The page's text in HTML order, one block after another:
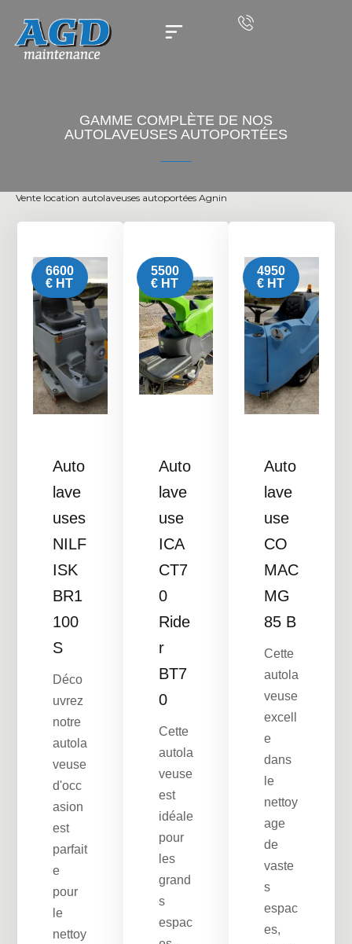
contenu
GAMME COMPLÈTE DE NOS
AUTOLAVEUSES AUTOPORTÉES
Vente location autolaveuses autoportées Agnin
6600
€ HT
Auto
lave
uses
NILF
ISK
BR1
100
S
Déco
uvrez
notre
autola
veuse
d'occ
asion
est
parfait
e
pour
le
nettoy
5500
€ HT
Auto
lave
use
ICA
CT7
0
Ride
r
BT7
0
Cette
autola
veuse
est
idéale
pour
les
grand
s
espac
4950
€ HT
Auto
lave
use
CO
MAC
MG
85 B
Cette
autola
veuse
excell
e
dans
le
nettoy
age
de
vaste
s
espac
es,